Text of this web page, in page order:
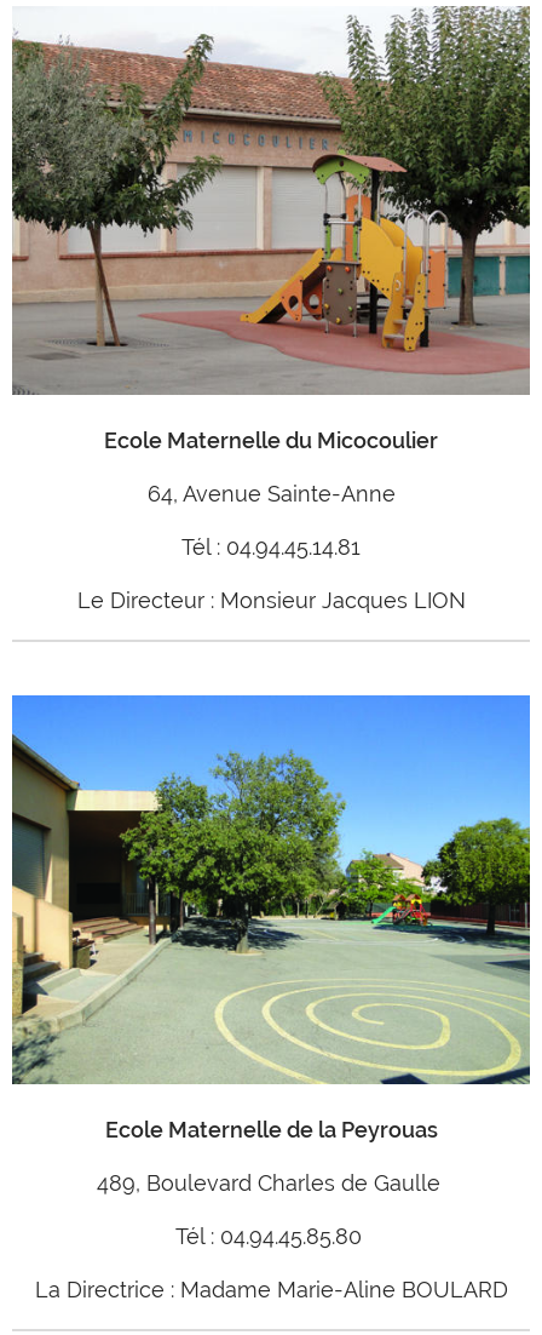
Ecole Maternelle du Micocoulier
64, Avenue Sainte-Anne
Tél : 04.94.45.14.81
Le Directeur : Monsieur Jacques LION
Ecole Maternelle de la Peyrouas
489, Boulevard Charles de Gaulle
Tél : 04.94.45.85.80
La Directrice : Madame Marie-Aline BOULARD